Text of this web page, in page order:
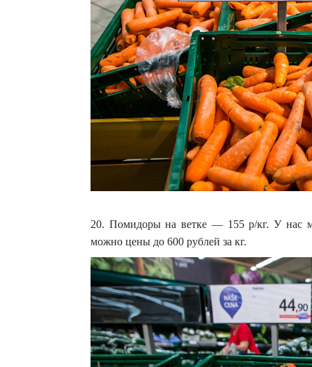
20. Помидоры на ветке — 155 р/кг. У нас
можно цены до 600 рублей за кг.